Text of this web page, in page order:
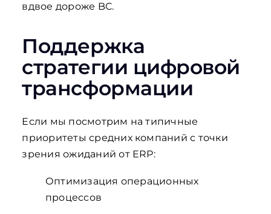
вдвое дороже BC.
Поддержка
стратегии цифровой
трансформации
Если мы посмотрим на типичные
приоритеты средних компаний с точки
зрения ожиданий от ERP:
Оптимизация операционных
процессов